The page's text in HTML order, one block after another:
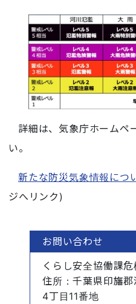
詳細は、気象庁ホームペ
い。
新たな防災気象情報につ
ジへリンク)
お問い合わせ
くらし安全協働課
住所 ：千葉県印旛
4丁目11番地